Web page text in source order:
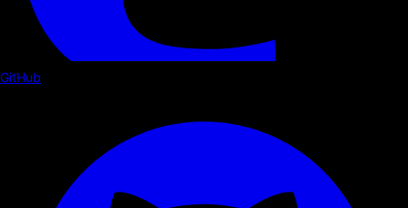
GitHub